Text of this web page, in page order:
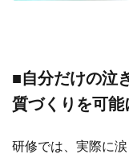
■自分だけの泣
質づくりを可能
研修では、実際に